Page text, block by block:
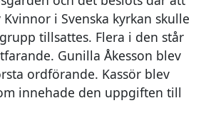
i Svenska kyrkan skulle
tillsattes. Flera i den står
Gunilla Åkesson blev
ordförande. Kassör blev
innehade den uppgiften till